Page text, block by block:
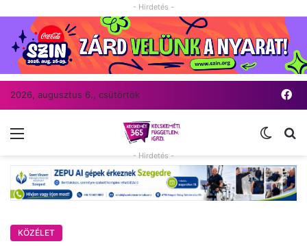
- Hirdetés -
2026, augusztus 6., csütörtök
Menü
- Hirdetés -
KÖZÉLET